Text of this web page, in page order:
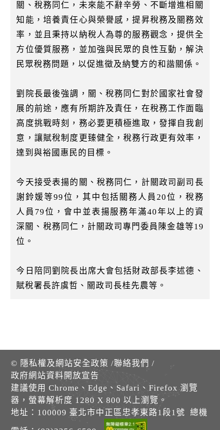
關、稅務同仁，未來能不辭辛勞、不斷增進相關
知能，培養責任心與榮譽感，提昇稅務及關務效
率，並且秉持以納稅人為尊的服務觀念，提供全
方位優質服務，並加強與民眾的良性互動，解決
民眾稅務問題，以促進徵及納雙方的和諧關係。
劉院長最後強調，關、稅務同仁對於國家社會發
展的前途，應有所期許及責任，在稅務工作面臨
高度挑戰時刻，務必要更積極進取，發揮自我創
意，讓賦稅制度更臻健全，稅務行政更有效率，
達到與裕國惠民的目標。
今天接受表揚的關、稅務同仁，計關政司副司長
謝鈴媛等99位，其中包括關務人員20位，稅務
人員79位，會中並表揚服務年滿40年以上的資
深關、稅務同仁，計關政司專門委員陳金雄等19
位。
今日陪同劉院長出席大會包括財政部長李述德、
賦稅署長許虞哲、關政司長桂先農等。
© 隱私權及網站安全政策 /聯絡我們 /
政府網站資料開放宣告
建議使用 Chrome、Edge、Safari、Firefox 瀏覽
器，螢幕解析度 1280 X 800 以上瀏覽。
地址：100009 臺北市中正區忠孝東路1段1號 總機